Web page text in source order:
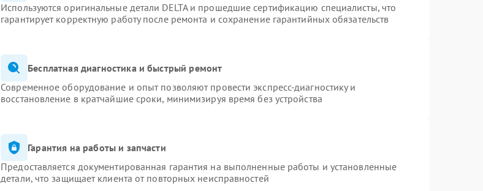
Используются оригинальные детали DELTA и прошедшие сертификацию специалисты, что
гарантирует корректную работу после ремонта и сохранение гарантийных обязательств
Бесплатная диагностика и быстрый ремонт
Современное оборудование и опыт позволяют провести экспресс-диагностику и
восстановление в кратчайшие сроки, минимизируя время без устройства
Гарантия на работы и запчасти
Предоставляется документированная гарантия на выполненные работы и установленные
детали, что защищает клиента от повторных неисправностей